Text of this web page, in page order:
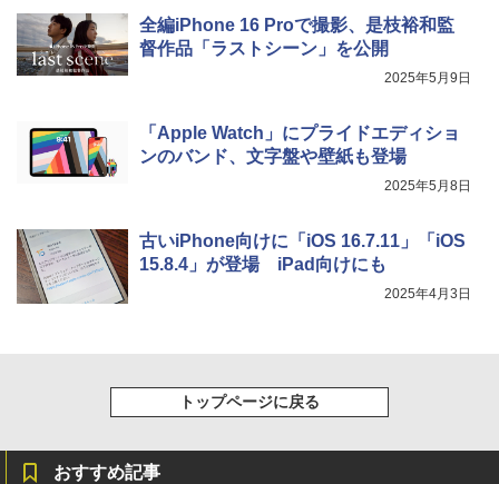
全編iPhone 16 Proで撮影、是枝裕和監
督作品「ラストシーン」を公開
2025年5月9日
「Apple Watch」にプライドエディショ
ンのバンド、文字盤や壁紙も登場
2025年5月8日
古いiPhone向けに「iOS 16.7.11」「iOS
15.8.4」が登場 iPad向けにも
2025年4月3日
トップページに戻る
おすすめ記事